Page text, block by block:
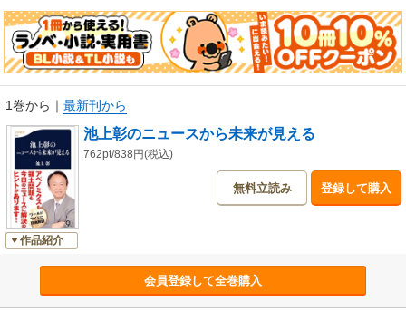
1巻から ｜ 最新刊から
作品紹介
池上彰のニュースから未来が見える
762pt/838円(税込)
無料立読み 登録して購入
会員登録して全巻購入